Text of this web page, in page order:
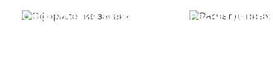
Оформление заявки Расчет